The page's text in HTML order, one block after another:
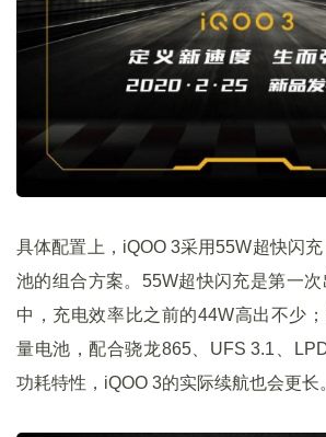
具体配置上，iQOO 3采用55W超快闪
池的组合方案。55W超快闪充是第一次
中，充电效率比之前的44W高出不少
量电池，配合骁龙865、UFS 3.1、
功耗特性，iQOO 3的实际续航也会更长